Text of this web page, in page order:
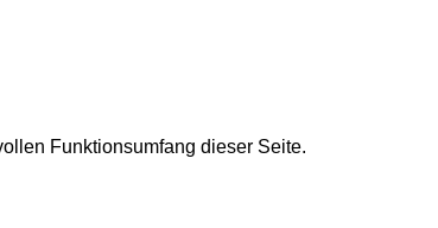
Funktionsumfang dieser Seite.